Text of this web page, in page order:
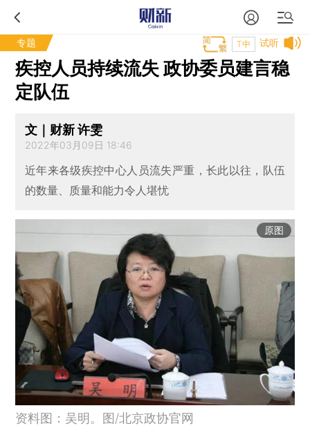
专题 试听
T中
疾控人员持续流失 政协委员建言稳
定队伍
文｜财新 许雯
2022年03月09日 18:46
近年来各级疾控中心人员流失严重，长此以往，队伍
的数量、质量和能力令人堪忧
原图
资料图：吴明。图/北京政协官网